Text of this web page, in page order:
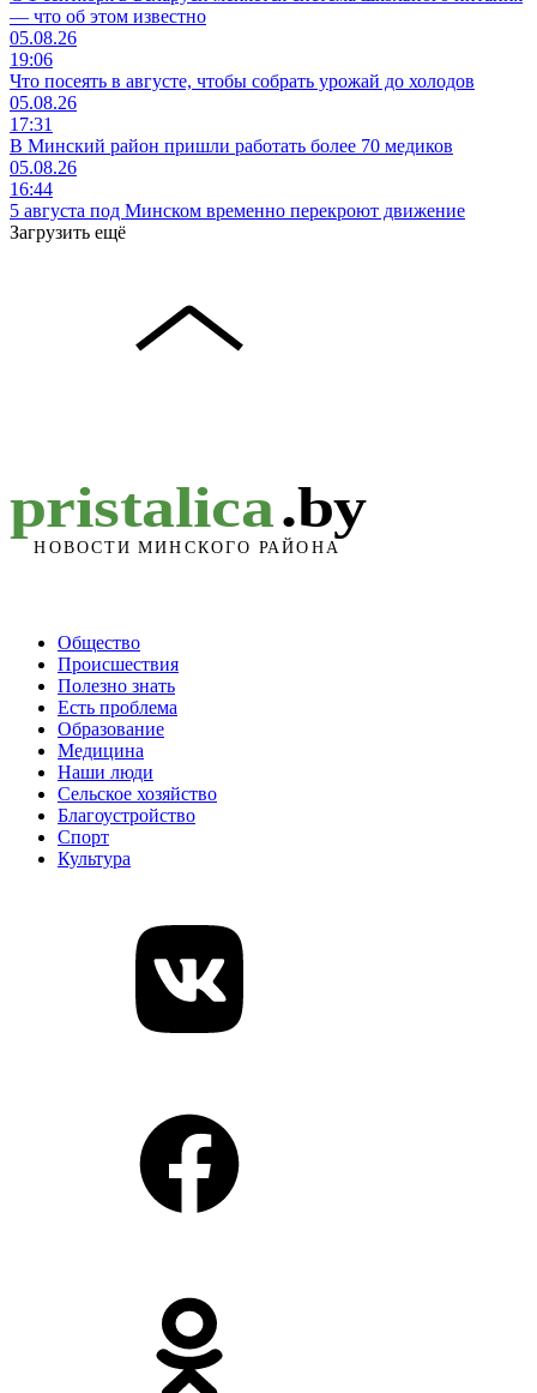
— что об этом известно
05.08.26
19:06
Что посеять в августе, чтобы собрать урожай до холодов
05.08.26
17:31
В Минский район пришли работать более 70 медиков
05.08.26
16:44
5 августа под Минском временно перекроют движение
Загрузить ещё
Общество
Происшествия
Полезно знать
Есть проблема
Образование
Медицина
Наши люди
Сельское хозяйство
Благоустройство
Спорт
Культура